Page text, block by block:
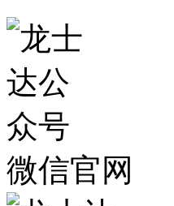
微信官网